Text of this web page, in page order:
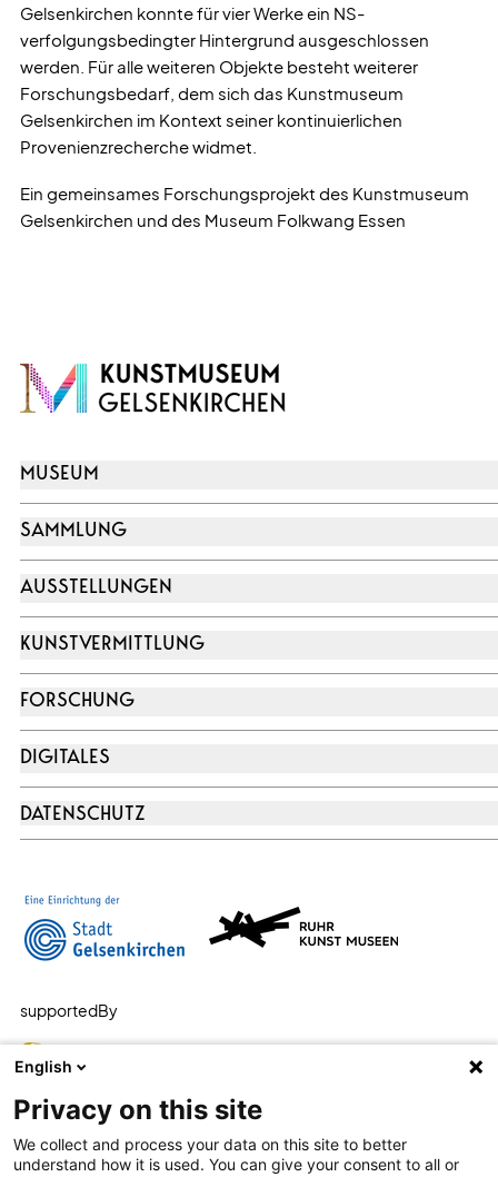
Gelsenkirchen konnte für vier Werke ein NS-
verfolgungsbedingter Hintergrund ausgeschlossen
werden. Für alle weiteren Objekte besteht weiterer
Forschungsbedarf, dem sich das Kunstmuseum
Gelsenkirchen im Kontext seiner kontinuierlichen
Provenienzrecherche widmet.
Ein gemeinsames Forschungsprojekt des Kunstmuseum
Gelsenkirchen und des Museum Folkwang Essen
MUSEUM
SAMMLUNG
AUSSTELLUNGEN
KUNSTVERMITTLUNG
FORSCHUNG
DIGITALES
DATENSCHUTZ
supportedBy
English
Privacy on this site
We collect and process your data on this site to better
understand how it is used. You can give your consent to all or